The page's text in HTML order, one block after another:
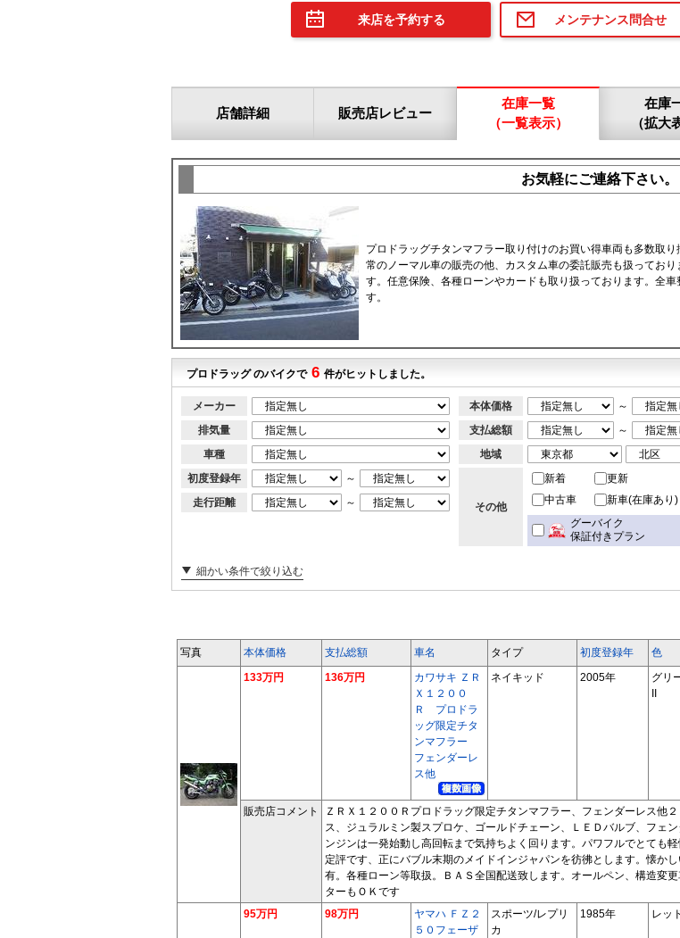
来店を予約する メンテナンス問合せ
店舗詳細 販売店レビュー
在庫一覧
（一覧表示）
在庫
（拡大
お気軽にご連絡下さい。
プロドラッグチタンマフラー取り付けのお買い得車両も多数取
常のノーマル車の販売の他、カスタム車の委託販売も扱ってお
す。任意保険、各種ローンやカードも取り扱っております。全
す。
プロドラッグ のバイクで 6 件がヒットしました。
メーカー
排気量
車種
初度登録年
～
走行距離
～
本体価格 ～
支払総額
～
地域
その他
新着 更新
中古車
新車(在庫あり)
グーバイク
保証付きプラン
細かい条件で絞り込む
写真 本体価格 支払総額 車名 タイプ 初度登録年 色
133万円
136万円
カワサキ ＺＲ
Ｘ１２００
Ｒ プロドラ
ッグ限定チタ
ンマフラー
フェンダーレ
ス他
ネイキッド 2005年
グリ
II
販売店コメント
ＺＲＸ１２００Ｒプロドラッグ限定チタンマフラー、フェンダーレス他
ス、ジュラルミン製スプロケ、ゴールドチェーン、ＬＥＤバルブ、フェ
ンジンは一発始動し高回転まで気持ちよく回ります。パワフルでとても
定評です、正にバブル末期のメイドインジャパンを彷彿とします。懐か
有。各種ローン等取扱。ＢＡＳ全国配送致します。オールペン、構造変
ターもＯＫです
95万円
98万円
ヤマハ ＦＺ２
５０フェーザ
スポーツ/レプリ
カ
1985年 レッ